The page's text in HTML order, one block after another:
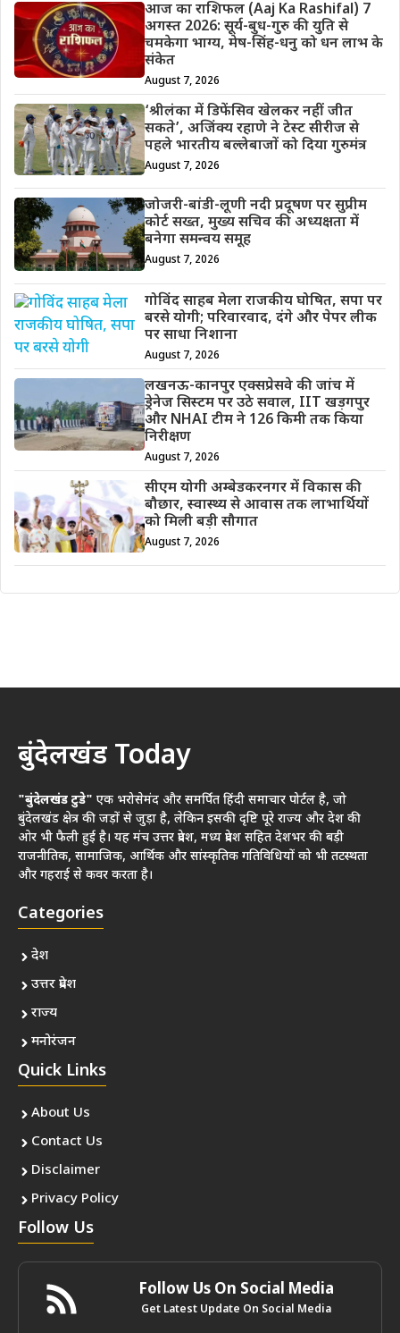
आज का राशिफल (Aaj Ka Rashifal) 7
अगस्त 2026: सूर्य-बुध-गुरु की युति से
चमकेगा भाग्य, मेष-सिंह-धनु को धन लाभ के
संकेत
August 7, 2026
‘श्रीलंका में डिफेंसिव खेलकर नहीं जीत
सकते’, अजिंक्य रहाणे ने टेस्ट सीरीज से
पहले भारतीय बल्लेबाजों को दिया गुरुमंत्र
August 7, 2026
जोजरी-बांडी-लूणी नदी प्रदूषण पर सुप्रीम
कोर्ट सख्त, मुख्य सचिव की अध्यक्षता में
बनेगा समन्वय समूह
August 7, 2026
गोविंद साहब मेला राजकीय घोषित, सपा पर
बरसे योगी; परिवारवाद, दंगे और पेपर लीक
पर साधा निशाना
August 7, 2026
लखनऊ-कानपुर एक्सप्रेसवे की जांच में
ड्रेनेज सिस्टम पर उठे सवाल, IIT खड़गपुर
और NHAI टीम ने 126 किमी तक किया
निरीक्षण
August 7, 2026
सीएम योगी अम्बेडकरनगर में विकास की
बौछार, स्वास्थ्य से आवास तक लाभार्थियों
को मिली बड़ी सौगात
August 7, 2026
बुंदेलखंड Today
"बुंदेलखंड टुडे" एक भरोसेमंद और समर्पित हिंदी समाचार पोर्टल है, जो
बुंदेलखंड क्षेत्र की जड़ों से जुड़ा है, लेकिन इसकी दृष्टि पूरे राज्य और देश की
ओर भी फैली हुई है। यह मंच उत्तर प्रदेश, मध्य प्रदेश सहित देशभर की बड़ी
राजनीतिक, सामाजिक, आर्थिक और सांस्कृतिक गतिविधियों को भी तटस्थता
और गहराई से कवर करता है।
Categories
देश
उत्तर प्रदेश
राज्य
मनोरंजन
Quick Links
About Us
Contact Us
Disclaimer
Privacy Policy
Follow Us
Follow Us On Social Media
Get Latest Update On Social Media